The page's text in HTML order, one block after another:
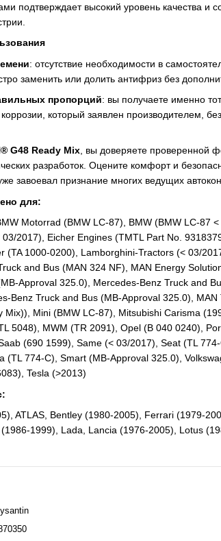
подтверждает высокий уровень качества и
: отсутствие необходимости в
заменить или долить антифриз без
пропорций: вы получаете именно
который заявлен производителем,
G48 Ready Mix, вы доверяете проверенной
разработок. Оцените комфорт и
завоевал признание многих ведущих
для:
Motorrad (BMW LC-87), BMW (BMW LC-87
2017), Eicher Engines (TMTL Part No.
(TA 1000-0200), Lamborghini-Tractors (< 03/
and Bus (MAN 324 NF), MAN Energy
Approval 325.0), Mercedes-Benz Truck and
Benz Truck and Bus (MB-Approval 325.0), MAN
Mix)), Mini (BMW LC-87), Mitsubishi Carisma
5048), MWM (TR 2091), Opel (B 040 0240),
(690 1599), Same (< 03/2017), Seat (TL
(TL 774-C), Smart (MB-Approval 325.0),
Tesla (>2013)
ATLAS, Bentley (1980-2005), Ferrari (1979-
1999), Lada, Lancia (1976-2005), Lotus